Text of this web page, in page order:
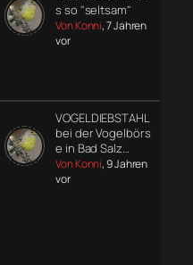
s so "seltsam"
Von Konni, 7 Jahren
vor
VOGELDIEBSTAHL
bei der Vogelbörs
e in Bad Salz…
Von Konni, 9 Jahren
vor